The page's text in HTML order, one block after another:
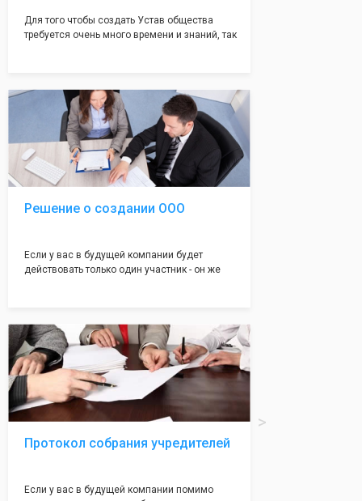
Для того чтобы создать Устав общества
требуется очень много времени и знаний, так
Наша компания предоставит вам свой
уникальный Устав Общества, который
подойдет для любой компании. Устав,
сделанный нашими профессиональными
юристами, успешно проходит регистрацию в
налоговой инспекции!
Решение о создании ООО
Если у вас в будущей компании будет
действовать только один участник - он же
грамотно составят данное заявление, а Вам
нужно будет только поставить подпись на
нём!
Протокол собрания учредителей
Если у вас в будущей компании помимо